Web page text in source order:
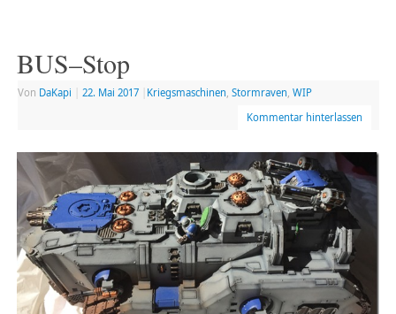
BUS–Stop
Von DaKapi 22. Mai 2017 Kriegsmaschinen Stormraven WIP
Kommentar hinterlassen